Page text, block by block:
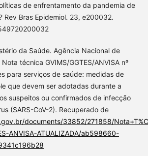
de enfrentamento da pandemia de
Rev Bras Epidemiol. 23, e200032.
da Saúde. Agência Nacional de
técnica GVIMS/GGTES/ANVISA nº
para serviços de saúde: medidas de
que devem ser adotadas durante a
suspeitos ou confirmados de infecção
(SARS-CoV-2). Recuperado de
documents/33852/271858/
ANVISA-ATUALIZADA/ab598660-